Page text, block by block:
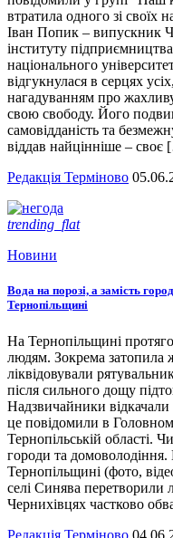
втратила одного зі своїх
Іван Попик – випускник
інституту підприємництва
національного
відгукнулася в серцях
нагадуванням про
свою свободу. Його
самовідданість та
віддав найцінніше –
Редакція Терміново
trending_flat
Новини
Вода на порозі, а замість
Тернопільщині
На Тернопільщині
людям. Зокрема затопила
ліквідовували
після сильного дощу
Надзвичайники
це повідомили в
Тернопільській області.
городи та домоволодіння.
Тернопільщині (фото,
селі Синява перетворили
Чернихівцях частково
Редакція Терміново